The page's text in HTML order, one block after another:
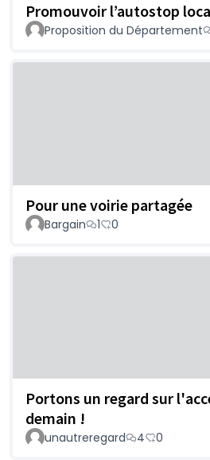
Promouvoir l’autostop
Proposition du Département
Pour une voirie partagée
Bargain 1 0
Portons un regard sur
demain !
unautreregard 4 0